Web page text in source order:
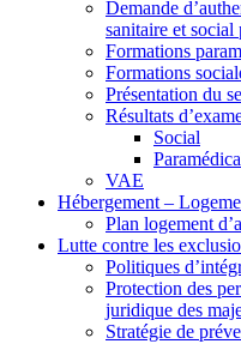
Demande
sanitaire et
Formations
Formations
Présentation du
Résultats
Social
VAE
Hébergement –
Plan logement
Lutte contre les
Politiques
Protection des
juridique des
Stratégie de